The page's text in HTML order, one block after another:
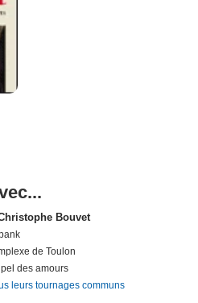
Bouvet
de Toulon
des amours
leurs tournages communs